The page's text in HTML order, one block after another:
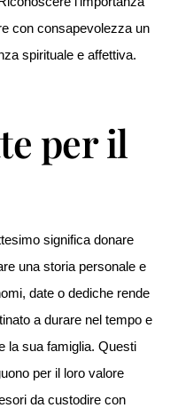
con consapevolezza un
spirituale e affettiva.
per il
significa donare
una storia personale e
date o dediche rende
a durare nel tempo e
la sua famiglia. Questi
per il loro valore
da custodire con